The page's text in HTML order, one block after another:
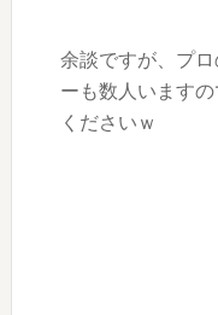
余談ですが、プ
ーも数人います
くださいｗ